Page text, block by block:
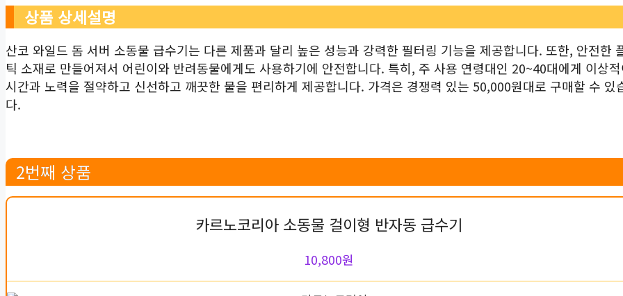
상품 상세설명
산코 와일드 돔 서버 소동물 급수기는 다른 제품과 달리 높은 성능과 강력한 필터링 기능을 제공합니다. 또한, 안전한
틱 소재로 만들어져서 어린이와 반려동물에게도 사용하기에 안전합니다. 특히, 주 사용 연령대인 20~40대에게 이상
시간과 노력을 절약하고 신선하고 깨끗한 물을 편리하게 제공합니다. 가격은 경쟁력 있는 50,000원대로 구매할 수 있
다.
2번째 상품
카르노코리아 소동물 걸이형 반자동 급수기
10,800원